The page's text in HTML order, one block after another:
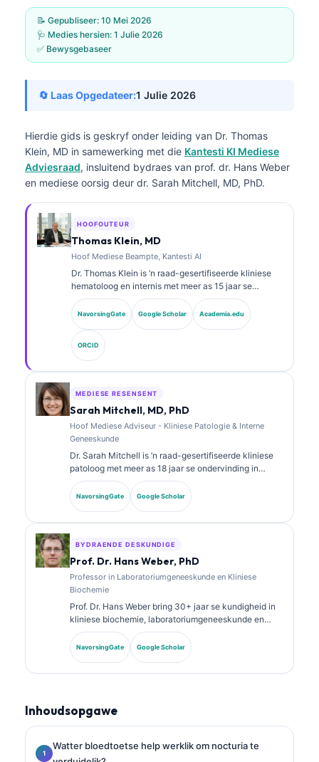
📝 Gepubliseer: 10 Mei 2026
🩺 Medies hersien: 1 Julie 2026
✅ Bewysgebaseer
🔄 Laas Opgedateer:1 Julie 2026
Hierdie gids is geskryf onder leiding van Dr. Thomas
Klein, MD in samewerking met die Kantesti KI Mediese
Adviesraad, insluitend bydraes van prof. dr. Hans Weber
en mediese oorsig deur dr. Sarah Mitchell, MD, PhD.
HOOFOUTEUR
Thomas Klein, MD
Hoof Mediese Beampte, Kantesti AI
Dr. Thomas Klein is ’n raad-gesertifiseerde kliniese
hematoloog en internis met meer as 15 jaar se
ondervinding in laboratoriumgeneeskunde en KI-
ondersteunde kliniese analise. As Hoof Mediese
Beampte by Kantesti AI verskaf hy kliniese toesig oor
die mediese akkuraatheid van die eie neurale
netwerk. Dr. Klein het uitgebreid gepubliseer oor
biomerkeraanpassing en laboratoriumdiagnostiek oor
laboratoriumgeneeskunde-onderwerpe.
NavorsingGate Google Scholar Academia.edu
ORCID
MEDIESE RESENSENT
Sarah Mitchell, MD, PhD
Hoof Mediese Adviseur - Kliniese Patologie & Interne
Geneeskunde
Dr. Sarah Mitchell is ’n raad-gesertifiseerde kliniese
patoloog met meer as 18 jaar se ondervinding in
laboratoriumgeneeskunde en diagnostiese analise.
Sy het spesialissertifisering in kliniese chemie en het
uitgebreid gepubliseer oor biomerkerpanele en
NavorsingGate Google Scholar
BYDRAENDE DESKUNDIGE
Prof. Dr. Hans Weber, PhD
Professor in Laboratoriumgeneeskunde en Kliniese
Biochemie
Prof. Dr. Hans Weber bring 30+ jaar se kundigheid in
kliniese biochemie, laboratoriumgeneeskunde en
biomarker-navorsing. Voormalige President van die
Duitse Vereniging vir Kliniese Chemie, spesialiseer hy
in diagnostiese paneelanalise, biomarker-
NavorsingGate Google Scholar
Inhoudsopgawe
Watter bloedtoetse help werklik om nocturia te